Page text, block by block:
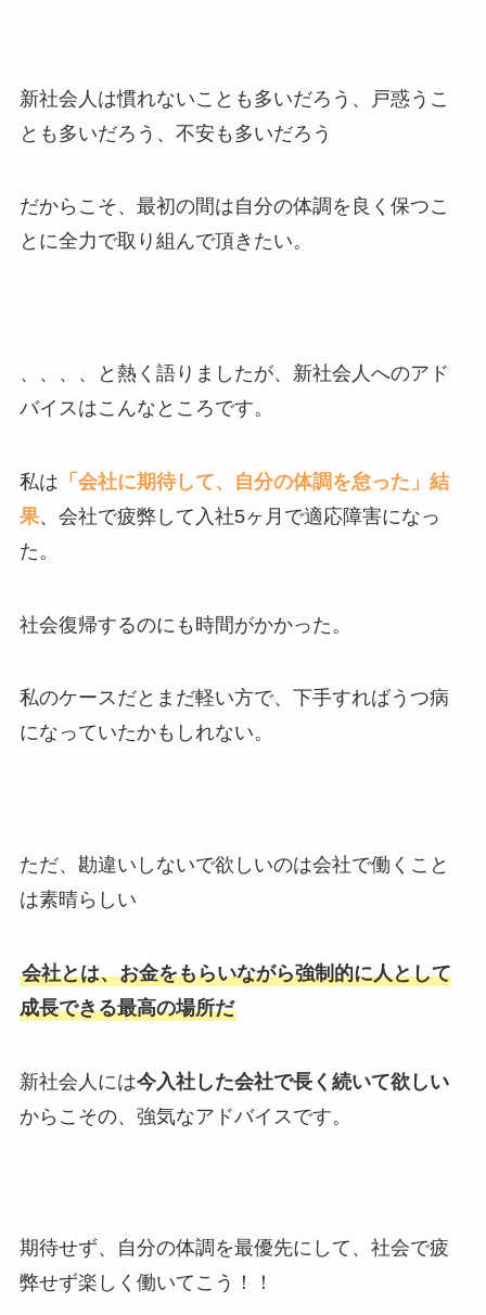
新社会人は慣れないことも多いだろう、戸惑うこ
とも多いだろう、不安も多いだろう
だからこそ、最初の間は自分の体調を良く保つこ
とに全力で取り組んで頂きたい。
、、、、と熱く語りましたが、新社会人へのアド
バイスはこんなところです。
私は 「会社に期待して、自分の体調を怠った」結
果、会社で疲弊して入社5ヶ月で適応障害になっ
た。
社会復帰するのにも時間がかかった。
私のケースだとまだ軽い方で、下手すればうつ病
になっていたかもしれない。
ただ、勘違いしないで欲しいのは会社で働くこと
は素晴らしい
会社とは、お金をもらいながら強制的に人として
成長できる最高の場所だ
新社会人には今入社した会社で長く続いて欲しい
からこその、強気なアドバイスです。
期待せず、自分の体調を最優先にして、社会で疲
弊せず楽しく働いてこう！！